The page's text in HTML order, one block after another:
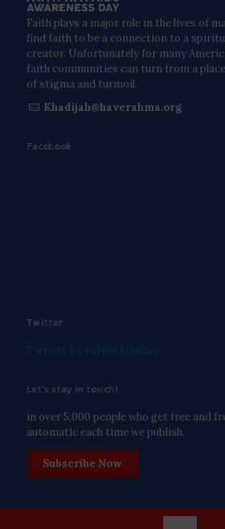
Faith plays a major role in the lives of
find faith to be a connection to a
creator. Unfortunately for many
faith communities can turn from a
of stigma and turmoil.
Khadijah@haverahma.org
Facebook
Twitter
Let’s stay in touch!
in over 5,000 people who get free and
automatic each time we publish.
Subscribe Now